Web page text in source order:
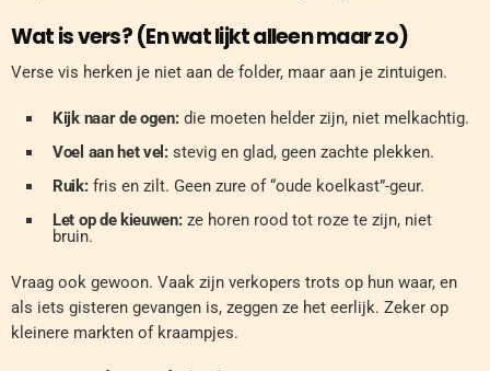
Wat is vers? (En wat lijkt alleen maar zo)
Verse vis herken je niet aan de folder, maar aan je zintuigen.
Kijk naar de ogen:die moeten helder zijn, niet melkachtig.
Voel aan het vel:stevig en glad, geen zachte plekken.
Ruik:fris en zilt. Geen zure of “oude koelkast”-geur.
Let op de kieuwen:ze horen rood tot roze te zijn, niet
bruin.
Vraag ook gewoon. Vaak zijn verkopers trots op hun waar, en
als iets gisteren gevangen is, zeggen ze het eerlijk. Zeker op
kleinere markten of kraampjes.